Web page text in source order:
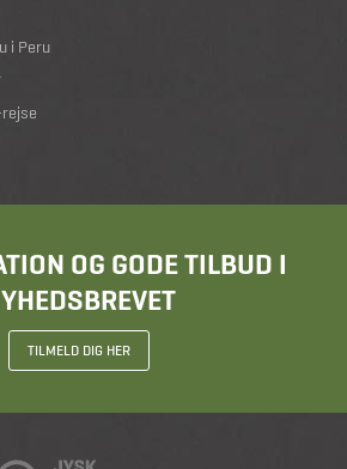
i Peru
OG GODE TILBUD I
TILMELD DIG HER